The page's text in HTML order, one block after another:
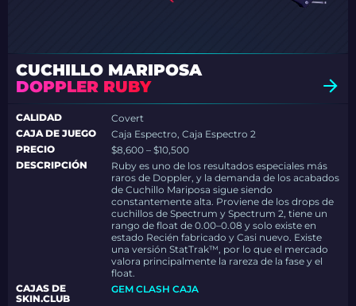
CUCHILLO MARIPOSA
DOPPLER RUBY
CALIDAD
Covert
CAJA DE JUEGO
Caja Espectro, Caja Espectro 2
PRECIO
$8,600 – $10,500
DESCRIPCIÓN
Ruby es uno de los resultados especiales más
raros de Doppler, y la demanda de los acabados
de Cuchillo Mariposa sigue siendo
constantemente alta. Proviene de los drops de
cuchillos de Spectrum y Spectrum 2, tiene un
rango de float de 0.00–0.08 y solo existe en
estado Recién fabricado y Casi nuevo. Existe
una versión StatTrak™, por lo que el mercado
valora principalmente la rareza de la fase y el
float.
CAJAS DE
SKIN.CLUB
GEM CLASH CAJA